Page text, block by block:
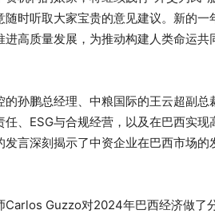
时听取大家宝贵的意⻅建议。新的一
高质量发展，为推动构建人类命运
孙鹏总经理、中粮国际的王云超副
、ESG与合规经营，以及在巴西实
言深刻揭示了中资企业在巴西市场
Carlos Guzzo对2024年巴西经济做了